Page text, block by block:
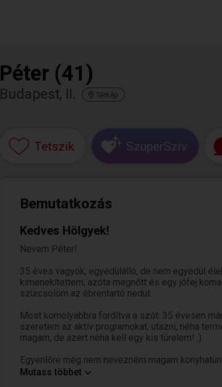
Péter (41)
Budapest, II. Térkép
Tetszik SzuperSzív
Bemutatkozás
Kedves Hölgyek!
Nevem Péter!
35 éves vagyok, egyedülálló, de nem egyedül
kimenekítettem, azóta megnőtt és egy jófej
szürcsölöm az ébrentartó nedüt.
Most komolyabbra fordítva a szót: 35 évesen
szeretem az aktív programokat, utazni, néha
magam, de azért néha kell egy kis türelem! :)
Egyenlőre még nem nevezném magam
vágyom egy hölgyre aki vezetné kezemet vagy
Mutass többet